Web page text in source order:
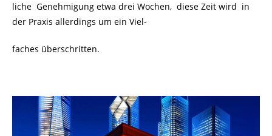
liche Genehmigung etwa drei Wochen, diese Zeit wird in
der Praxis allerdings um ein Viel-
faches überschritten.